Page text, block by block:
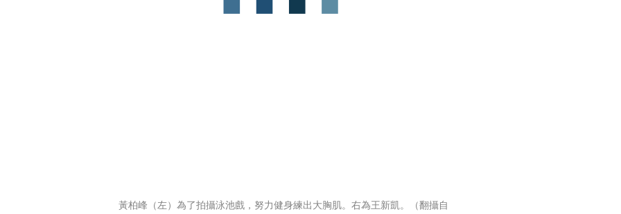
黃柏峰（左）為了拍攝泳池戲，努力健身練出大胸肌。右為王新凱。（翻攝自